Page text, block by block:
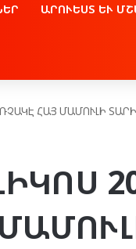
ԱՐՈՒԵՍՏ ԵՒ
ՀԱՅ ՄԱՄՈՒԼԻ ՏԱՐԻ